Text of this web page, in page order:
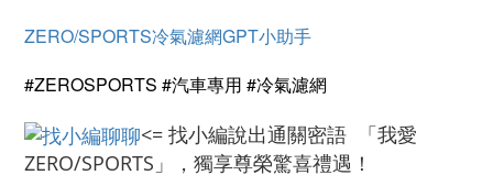
ZERO/SPORTS冷氣濾網GPT小助手
#ZEROSPORTS #汽車專用 #冷氣濾網
<= 找小編說出通關密語 「我愛
ZERO/SPORTS」，獨享尊榮驚喜禮遇！